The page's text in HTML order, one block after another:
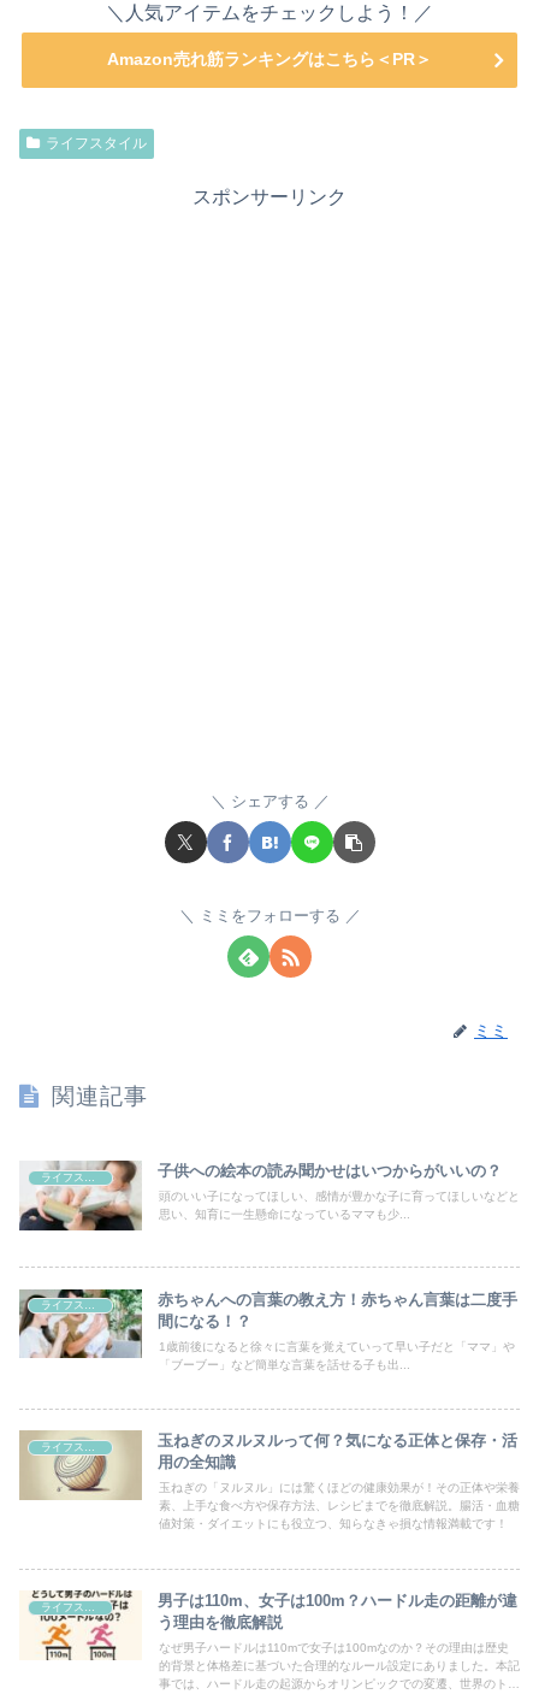
＼人気アイテムをチェックしよう！／
Amazon売れ筋ランキングはこちら＜PR＞
ライフスタイル
スポンサーリンク
シェアする
ミミをフォローする
ミミ
関連記事
子供への絵本の読み聞かせはいつからがいいの？
頭のいい子になってほしい、感情が豊かな子に育ってほしいなどと
思い、知育に一生懸命になっているママも少...
赤ちゃんへの言葉の教え方！赤ちゃん言葉は二度手
間になる！？
1歳前後になると徐々に言葉を覚えていって早い子だと「ママ」や
「ブーブー」など簡単な言葉を話せる子も出...
玉ねぎのヌルヌルって何？気になる正体と保存・活
用の全知識
玉ねぎの「ヌルヌル」には驚くほどの健康効果が！その正体や栄養
素、上手な食べ方や保存方法、レシピまでを徹底解説。腸活・血糖
値対策・ダイエットにも役立つ、知らなきゃ損な情報満載です！
男子は110m、女子は100m？ハードル走の距離が違
う理由を徹底解説
なぜ男子ハードルは110mで女子は100mなのか？その理由は歴史
的背景と体格差に基づいた合理的なルール設定にありました。本記
事では、ハードル走の起源からオリンピックでの変遷、世界のトッ